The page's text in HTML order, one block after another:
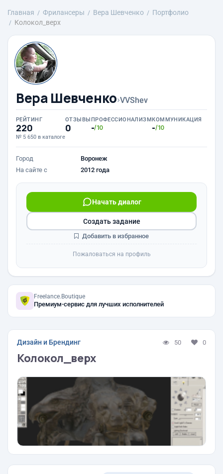
Главная Фрилансеры Вера Шевченко
Портфолио
Колокол_верх
Вера Шевченко›VVShev
РЕЙТИНГ
220
№ 5 650 в каталоге
ОТЗЫВЫ
0
ПРОФЕССИОНАЛИЗМ
-/10
КОММУНИКАЦИЯ
-/10
Город
Воронеж
На сайте с
2012 года
Начать диалог
Создать задание
Добавить в избранное
Пожаловаться на профиль
Freelance.Boutique
Премиум-сервис для лучших исполнителей
Дизайн и Брендинг 50 0
Колокол_верх